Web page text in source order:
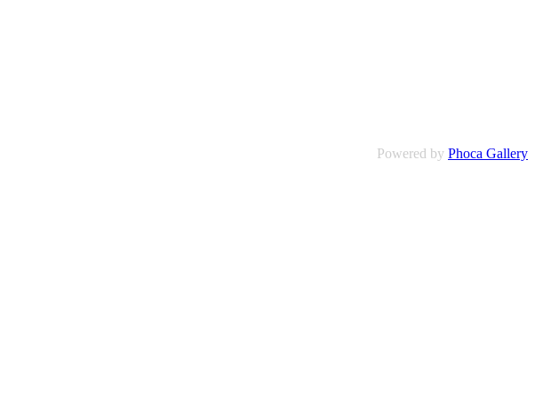
Powered by Phoca Gallery